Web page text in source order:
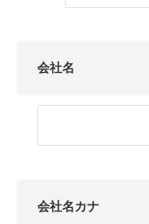
会社名
会社名カナ